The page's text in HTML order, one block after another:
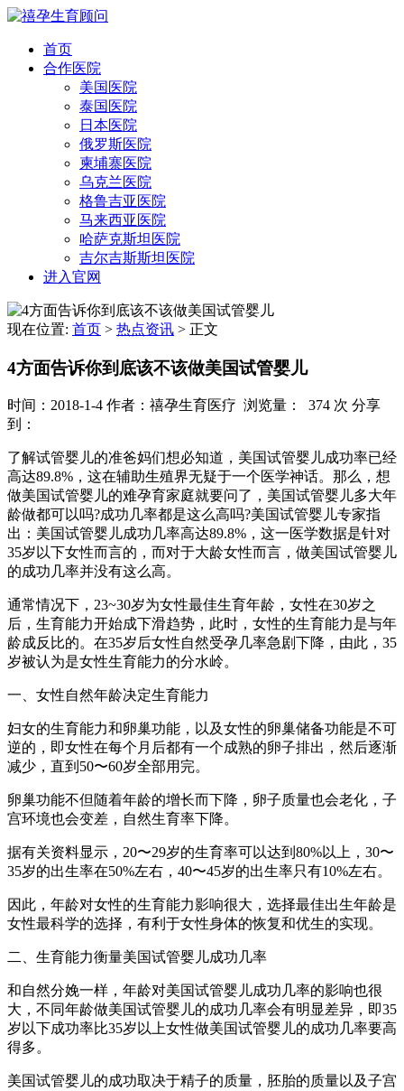
首页
合作医院
美国医院
泰国医院
日本医院
俄罗斯医院
柬埔寨医院
乌克兰医院
格鲁吉亚医院
马来西亚医院
哈萨克斯坦医院
吉尔吉斯斯坦医院
进入官网
现在位置: 首页 > 热点资讯 > 正文
4方面告诉你到底该不该做美国试管婴儿
时间：2018-1-4 作者：禧孕生育医疗 浏览量： 374 次 分享
到：
了解试管婴儿的准爸妈们想必知道，美国试管婴儿成功率已经
高达89.8%，这在辅助生殖界无疑于一个医学神话。那么，想
做美国试管婴儿的难孕育家庭就要问了，美国试管婴儿多大年
龄做都可以吗?成功几率都是这么高吗?美国试管婴儿专家指
出：美国试管婴儿成功几率高达89.8%，这一医学数据是针对
35岁以下女性而言的，而对于大龄女性而言，做美国试管婴儿
的成功几率并没有这么高。
通常情况下，23~30岁为女性最佳生育年龄，女性在30岁之
后，生育能力开始成下滑趋势，此时，女性的生育能力是与年
龄成反比的。在35岁后女性自然受孕几率急剧下降，由此，35
岁被认为是女性生育能力的分水岭。
一、女性自然年龄决定生育能力
妇女的生育能力和卵巢功能，以及女性的卵巢储备功能是不可
逆的，即女性在每个月后都有一个成熟的卵子排出，然后逐渐
减少，直到50〜60岁全部用完。
卵巢功能不但随着年龄的增长而下降，卵子质量也会老化，子
宫环境也会变差，自然生育率下降。
据有关资料显示，20〜29岁的生育率可以达到80%以上，30〜
35岁的出生率在50%左右，40〜45岁的出生率只有10%左右。
因此，年龄对女性的生育能力影响很大，选择最佳出生年龄是
女性最科学的选择，有利于女性身体的恢复和优生的实现。
二、生育能力衡量美国试管婴儿成功几率
和自然分娩一样，年龄对美国试管婴儿成功几率的影响也很
大，不同年龄做美国试管婴儿的成功几率会有明显差异，即35
岁以下成功率比35岁以上女性做美国试管婴儿的成功几率要高
得多。
美国试管婴儿的成功取决于精子的质量，胚胎的质量以及子宫